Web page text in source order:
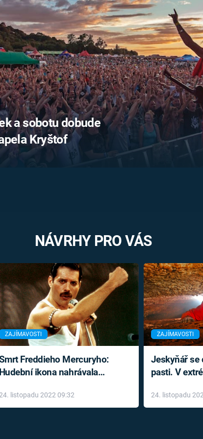
MIMOZEMŠŤANÉ
UTAJENÉ PŘÍBĚHY
ČESKÝCH DĚJIN
ALTERNATIVNÍ
HISTORIE
FILMY
REALITA
HORORY
REALITA
OPTICKÉ
KLAMY
a sobotu dobude
Kryštof
NÁVRHY PRO VÁS
ZAJÍMAVOSTI
Freddieho Mercuryho:
Hudební ikona nahrávala
listopadu 2022 09:32
ZAJÍMAVOSTI
Jeskyňář se
pasti. V
24. listopadu